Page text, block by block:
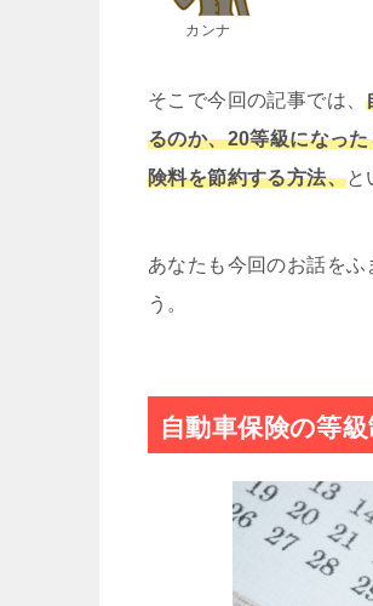
カンナ
そこで今回の記事では、
るのか、20等級になっ
険料を節約する方法、と
あなたも今回のお話を
う。
自動車保険の等